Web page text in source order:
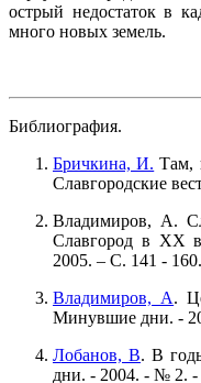
острый недостаток в
много новых земель.
Библиография.
Бричкина, И. Там,
Славгородские
Владимиров, А.
Славгород в XX
2005. – С. 141 - 160.
Владимиров, А.
Минувшие дни. -
Лобанов, В. В
дни. - 2004. - № 2. -